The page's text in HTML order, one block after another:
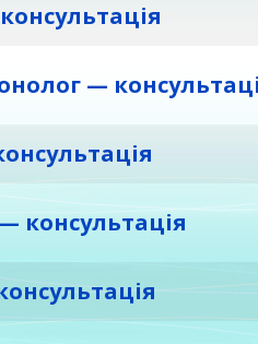
—
консультація